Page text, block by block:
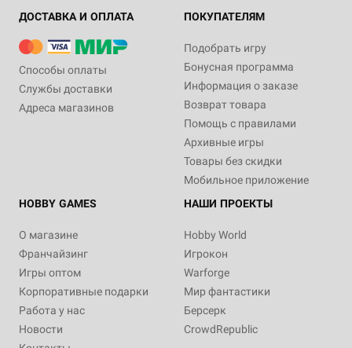
ДОСТАВКА И ОПЛАТА
Способы оплаты
Службы доставки
Адреса магазинов
ПОКУПАТЕЛЯМ
Подобрать игру
Бонусная программа
Информация о заказе
Возврат товара
Помощь с правилами
Архивные игры
Товары без скидки
Мобильное приложение
HOBBY GAMES
О магазине
Франчайзинг
Игры оптом
Корпоративные подарки
Работа у нас
Новости
НАШИ ПРОЕКТЫ
Hobby World
Игрокон
Warforge
Мир фантастики
Берсерк
CrowdRepublic